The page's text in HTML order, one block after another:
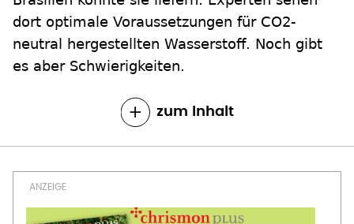
dort optimale Voraussetzungen für CO2-
neutral hergestellten Wasserstoff. Noch gibt
es aber Schwierigkeiten.
zum Inhalt